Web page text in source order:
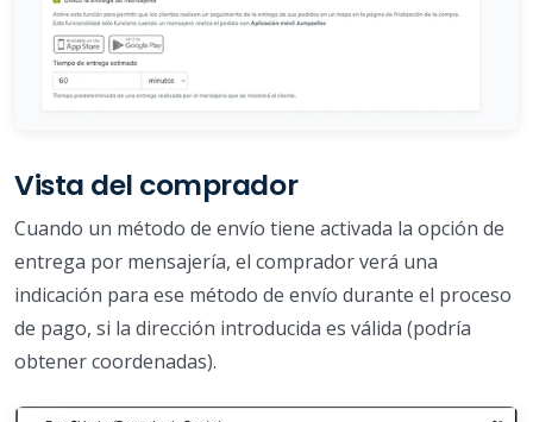
Vista del comprador
Cuando un método de envío tiene activada la opción de
entrega por mensajería, el comprador verá una
indicación para ese método de envío durante el proceso
de pago, si la dirección introducida es válida (podría
obtener coordenadas).